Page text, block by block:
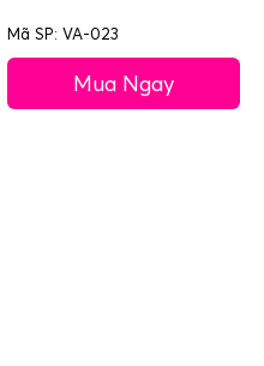
Mã SP: VA-023
Mua Ngay